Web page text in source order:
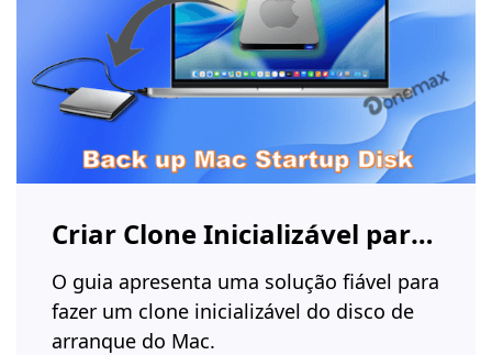
Criar Clone Inicializável para
Mac
O guia apresenta uma solução fiável para
fazer um clone inicializável do disco de
arranque do Mac.